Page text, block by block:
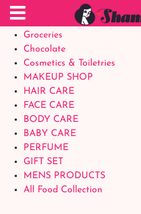
Food Supplements
Baby Foods
Groceries
Chocolate
Cosmetics & Toiletries
MAKEUP SHOP
HAIR CARE
FACE CARE
BODY CARE
BABY CARE
PERFUME
GIFT SET
MENS PRODUCTS
All Food Collection